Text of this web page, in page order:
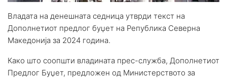
Владата на денешната седница утврди текст на
Дополнетиот предлог буџет на Република Северна
Македонија за 2024 година.
Како што соопшти владината прес-служба, Дополнетиот
Предлог Буџет, предложен од Министерството за